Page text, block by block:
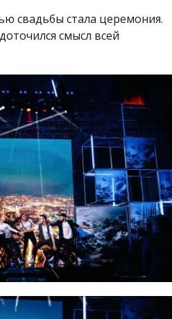
свадьбы стала церемония.
смысл всей